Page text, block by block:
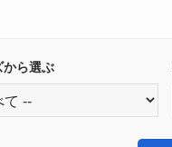
から選ぶ